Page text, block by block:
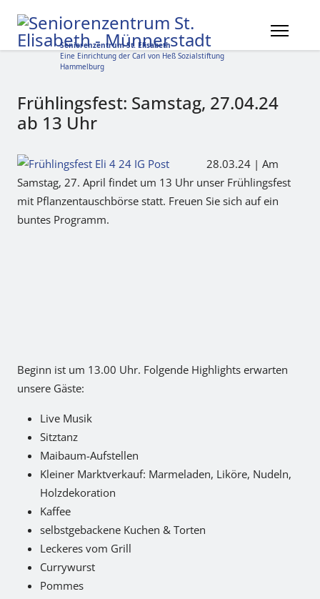
Seniorenzentrum St. Elisabeth
Eine Einrichtung der Carl von Heß Sozialstiftung
Hammelburg
Frühlingsfest: Samstag, 27.04.24
ab 13 Uhr
28.03.24 | Am
Samstag, 27. April findet um 13 Uhr unser Frühlingsfest
mit Pflanzentauschbörse statt. Freuen Sie sich auf ein
buntes Programm.
Beginn ist um 13.00 Uhr. Folgende Highlights erwarten
unsere Gäste:
Live Musik
Sitztanz
Maibaum-Aufstellen
Kleiner Marktverkauf: Marmeladen, Liköre, Nudeln,
Holzdekoration
Kaffee
selbstgebackene Kuchen & Torten
Leckeres vom Grill
Currywurst
Pommes